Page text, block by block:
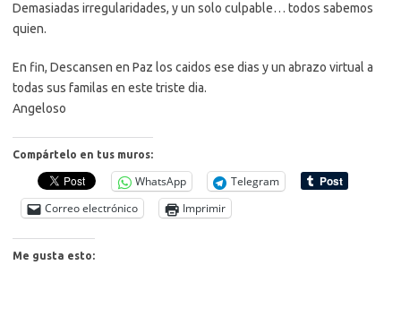
Demasiadas irregularidades, y un solo culpable… todos sabemos
quien.
En fin, Descansen en Paz los caidos ese dias y un abrazo virtual a
todas sus familas en este triste dia.
Angeloso
Compártelo en tus muros:
WhatsApp
Telegram
Correo electrónico
Imprimir
Me gusta esto: